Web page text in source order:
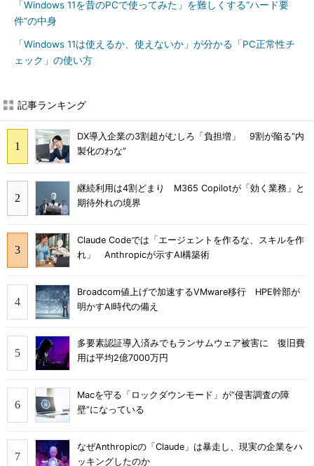
「Windows 11を昔のPCで使ってみた」を難しくする“ハード要
件”の中身
「Windows 11は使えるか、使えないか」が分かる「PC正常性チ
ェック」の使い方
記事ランキング
DX導入企業の3割超がむしろ「負担増」 9割が陥る“内
製化のわな”
継続利用は4割どまり M365 Copilotが「効く業務」と
期待外れの境界
Claude Codeでは「エージェントを作るな、スキルを作
れ」 Anthropicが示すAI構築術
Broadcom値上げで加速するVMware移行 HPE幹部が
明かすAI時代の備え
多要素認証導入済みでもランサムウェア被害に 復旧費
用は平均2億7000万円
Macを守る「ロックダウンモード」が“侵害調査の障
壁”になっている
なぜAnthropicの「Claude」は暴走し、現実の企業をハ
ッキングしたのか